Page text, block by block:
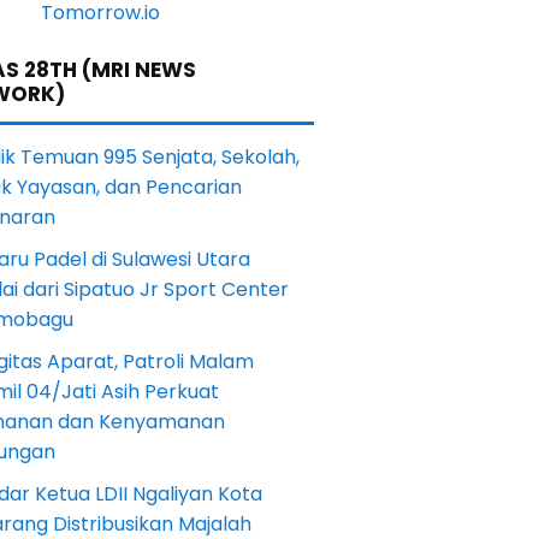
28TH (MRI NEWS
Temuan 995 Senjata, Sekolah,
Yayasan, dan Pencarian
Padel di Sulawesi Utara
dari Sipatuo Jr Sport Center
Aparat, Patroli Malam
04/Jati Asih Perkuat
dan Kenyamanan
Ketua LDII Ngaliyan Kota
Distribusikan Majalah